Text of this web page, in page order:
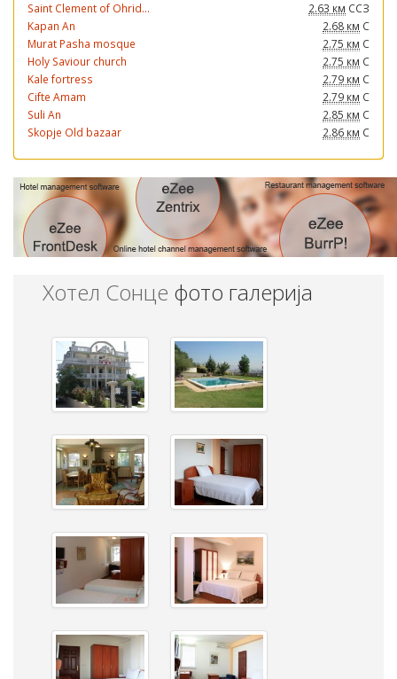
Saint Clement of Ohrid...
2.63 км ССЗ
Kapan An
2.68 км С
Murat Pasha mosque
2.75 км С
Holy Saviour church
2.75 км С
Kale fortress
2.79 км С
Cifte Amam
2.79 км С
Suli An
2.85 км С
Skopje Old bazaar
2.86 км С
Хотел Сонце фото галерија